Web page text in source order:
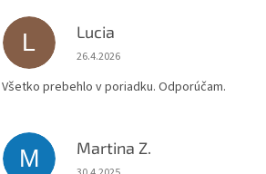
L Lucia
Hodnotenie obchodu je 5 z 5
26.4.2026
Všetko prebehlo v poriadku. Odporúčam.
M Martina Z.
Hodnotenie obchodu je 5 z 5